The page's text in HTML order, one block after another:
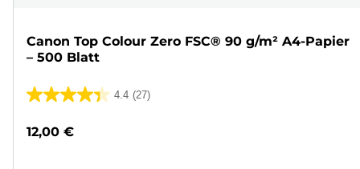
Canon Top Colour Zero FSC® 90 g/m² A4-Papier
– 500 Blatt
4.4 (27)
4.4
12,00 €